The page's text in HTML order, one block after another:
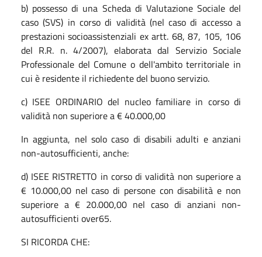
b) possesso di una Scheda di Valutazione Sociale del
caso (SVS) in corso di validità (nel caso di accesso a
prestazioni socioassistenziali ex artt. 68, 87, 105, 106
del R.R. n. 4/2007), elaborata dal Servizio Sociale
Professionale del Comune o dell'ambito territoriale in
cui è residente il richiedente del buono servizio.
c) ISEE ORDINARIO del nucleo familiare in corso di
validità non superiore a € 40.000,00
In aggiunta, nel solo caso di disabili adulti e anziani
non-autosufficienti, anche:
d) ISEE RISTRETTO in corso di validità non superiore a
€ 10.000,00 nel caso di persone con disabilità e non
superiore a € 20.000,00 nel caso di anziani non-
autosufficienti over65.
SI RICORDA CHE: